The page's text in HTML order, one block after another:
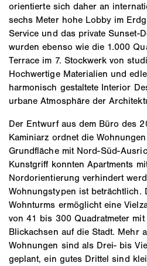
orientierte sich daher an
sechs Meter hohe Lobby im
Service und das private Sunset-
wurden ebenso wie die 1.000
Terrace im 7. Stockwerk von
Hochwertige Materialien und
harmonisch gestaltete Interior
urbane Atmosphäre der
Der Entwurf aus dem Büro des
Kaminiarz ordnet die
Grundfläche mit Nord-Süd-
Kunstgriff konnten Apartments
Nordorientierung verhindert
Wohnungstypen ist beträchtlich.
Wohnturms ermöglicht eine
von 41 bis 300 Quadratmeter
Blickachsen auf die Stadt. Mehr
Wohnungen sind als Drei- bis
geplant, ein gutes Drittel sind